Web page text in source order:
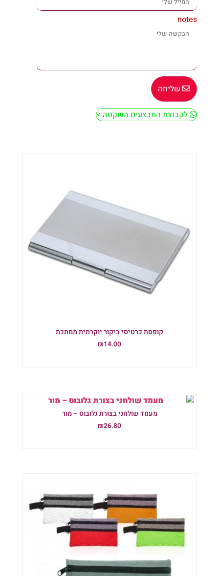
notes
שליחה
לקבוצת המבצעים השקטה >
קופסת כרטיסי ביקור יוקרתית ממתכת
₪14.00
מעמד שולחני בצורת גלובוס – מור
₪26.80